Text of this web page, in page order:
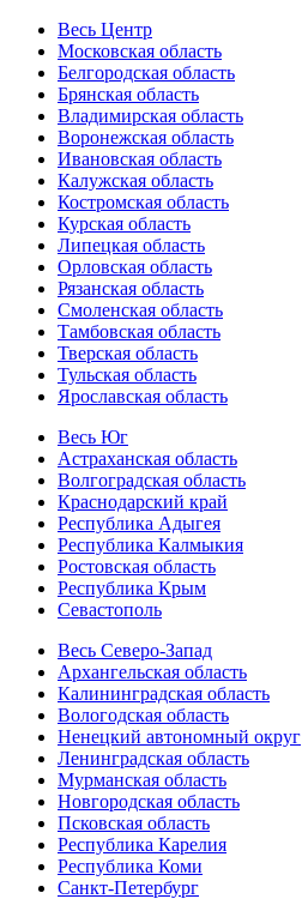
Весь Центр
Московская область
Белгородская область
Брянская область
Владимирская область
Воронежская область
Ивановская область
Калужская область
Костромская область
Курская область
Липецкая область
Орловская область
Рязанская область
Смоленская область
Тамбовская область
Тверская область
Тульская область
Ярославская область
Весь Юг
Астраханская область
Волгоградская область
Краснодарский край
Республика Адыгея
Республика Калмыкия
Ростовская область
Республика Крым
Севастополь
Весь Северо-Запад
Архангельская область
Калининградская область
Вологодская область
Ненецкий автономный округ
Ленинградская область
Мурманская область
Новгородская область
Псковская область
Республика Карелия
Республика Коми
Санкт-Петербург